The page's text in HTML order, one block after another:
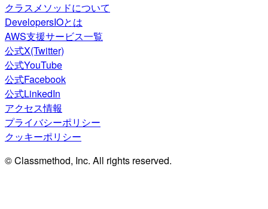
クラスメソッドについて
DevelopersIOとは
AWS支援サービス一覧
公式X(Twitter)
公式YouTube
公式Facebook
公式LinkedIn
アクセス情報
プライバシーポリシー
クッキーポリシー
© Classmethod, Inc. All rights reserved.